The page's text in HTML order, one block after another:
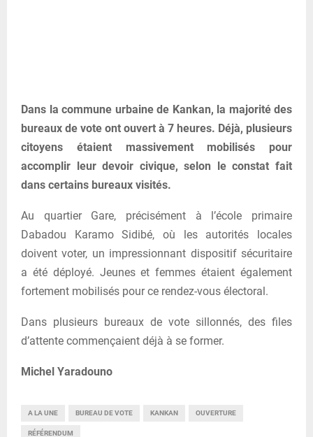
Dans la commune urbaine de Kankan, la majorité des
bureaux de vote ont ouvert à 7 heures. Déjà, plusieurs
citoyens étaient massivement mobilisés pour
accomplir leur devoir civique, selon le constat fait
dans certains bureaux visités.
Au quartier Gare, précisément à l’école primaire
Dabadou Karamo Sidibé, où les autorités locales
doivent voter, un impressionnant dispositif sécuritaire
a été déployé. Jeunes et femmes étaient également
fortement mobilisés pour ce rendez-vous électoral.
Dans plusieurs bureaux de vote sillonnés, des files
d’attente commençaient déjà à se former.
Michel Yaradouno
A LA UNE BUREAU DE VOTE KANKAN OUVERTURE
RÉFÉRENDUM